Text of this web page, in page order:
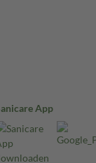
App